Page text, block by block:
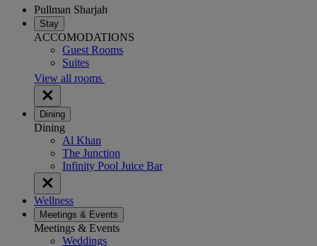
Pullman Sharjah
Stay
ACCOMODATIONS
Guest Rooms
Suites
View all rooms
Dining
Dining
Al Khan
The Junction
Infinity Pool Juice Bar
Wellness
Meetings & Events
Meetings & Events
Weddings